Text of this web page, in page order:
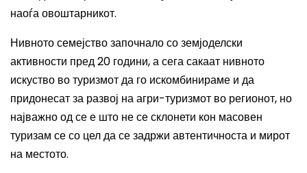
наоѓа овоштарникот.
Нивнотосемејство започналосо земјоделски
активности пред 20 години, а сега сакаат нивното
искуство во туризмот да го искомбинираме и да
придонесатза развој на агри-туризмот во регионот, но
најважно од се е што не се склонети кон масовен
туризам се со цел да се задржи автентичноста и мирот
на местото.